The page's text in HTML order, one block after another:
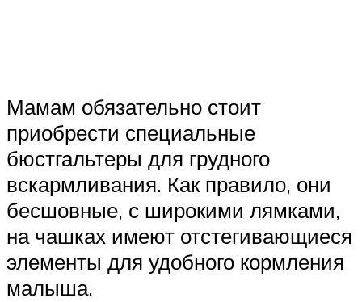
Мамам обязательно стоит
приобрести специальные
бюстгальтеры для грудного
вскармливания. Как правило, они
бесшовные, с широкими лямками,
на чашках имеют отстегивающиеся
элементы для удобного кормления
малыша.